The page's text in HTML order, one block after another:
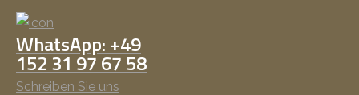
WhatsApp: +49
152 31 97 67 58
Schreiben Sie uns